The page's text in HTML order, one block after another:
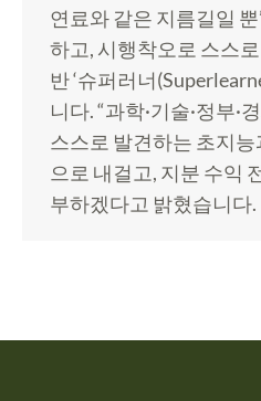
연료와 같은 지름길일
하고, 시행착오로 스스
반 ‘슈퍼러너
니다. “과학·기술·정부·
스스로 발견하는 초지능
으로 내걸고, 지분 수익
부하겠다고 밝혔습니다